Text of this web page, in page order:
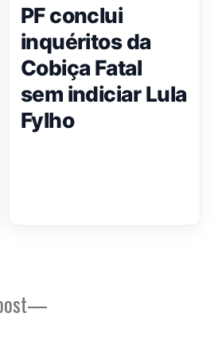
PF conclui
inquéritos da
Cobiça Fatal
sem indiciar Lula
Fylho
Próximo